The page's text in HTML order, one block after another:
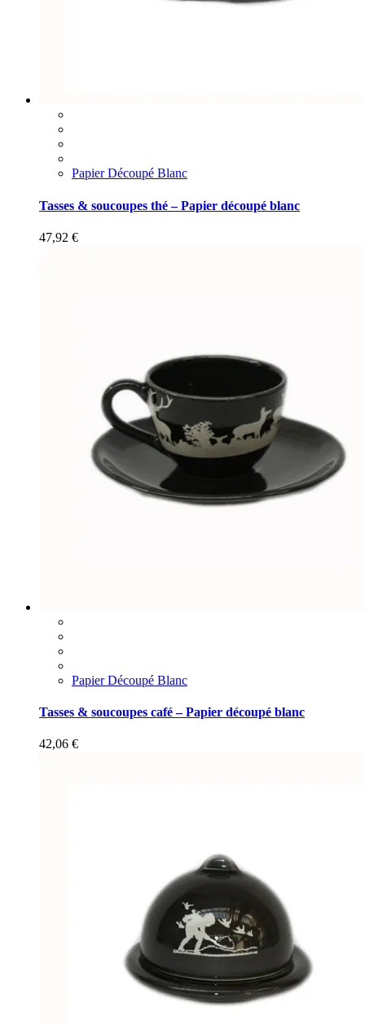
Papier Découpé Blanc
Tasses & soucoupes thé – Papier découpé blanc
47,92 €
Papier Découpé Blanc
Tasses & soucoupes café – Papier découpé blanc
42,06 €